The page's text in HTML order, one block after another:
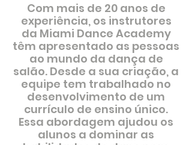
Com mais de 20 anos de
experiência, os instrutores
da Miami Dance Academy
têm apresentado as pessoas
ao mundo da dança de
salão. Desde a sua criação, a
equipe tem trabalhado no
desenvolvimento de um
currículo de ensino único.
Essa abordagem ajudou os
alunos a dominar as